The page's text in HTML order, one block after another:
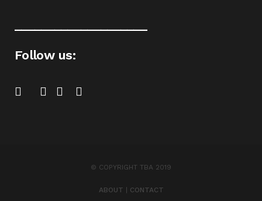
Follow us:
© COPYRIGHT TBA 2019
ABOUT CONTACT